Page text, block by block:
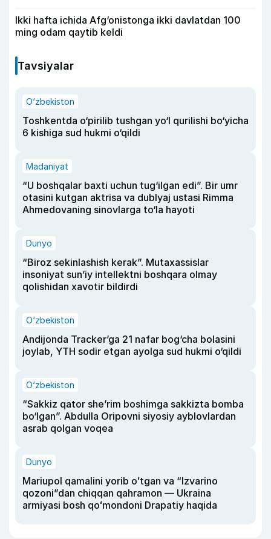
Ikki hafta ichida Afg‘onistonga ikki davlatdan 100
ming odam qaytib keldi
Tavsiyalar
O‘zbekiston
Toshkentda o‘pirilib tushgan yo‘l qurilishi bo‘yicha
6 kishiga sud hukmi o‘qildi
Madaniyat
“U boshqalar baxti uchun tug‘ilgan edi”. Bir umr
otasini kutgan aktrisa va dublyaj ustasi Rimma
Ahmedovaning sinovlarga to‘la hayoti
Dunyo
“Biroz sekinlashish kerak”. Mutaxassislar
insoniyat sun’iy intellektni boshqara olmay
qolishidan xavotir bildirdi
O‘zbekiston
Andijonda Tracker’ga 21 nafar bog‘cha bolasini
joylab, YTH sodir etgan ayolga sud hukmi o‘qildi
O‘zbekiston
“Sakkiz qator she’rim boshimga sakkizta bomba
bo‘lgan”. Abdulla Oripovni siyosiy ayblovlardan
asrab qolgan voqea
Dunyo
Mariupol qamalini yorib oʻtgan va “Izvarino
qozoni”dan chiqqan qahramon — Ukraina
armiyasi bosh qoʻmondoni Drapatiy haqida